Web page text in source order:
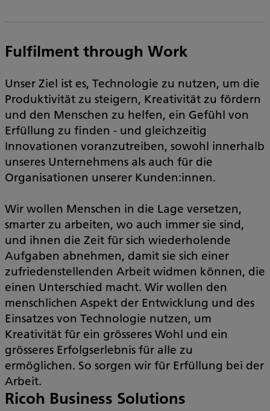
Fulfilment through Work
Unser Ziel ist es, Technologie zu nutzen, um die
Produktivität zu steigern, Kreativität zu fördern
und den Menschen zu helfen, ein Gefühl von
Erfüllung zu finden - und gleichzeitig
Innovationen voranzutreiben, sowohl innerhalb
unseres Unternehmens als auch für die
Organisationen unserer Kunden:innen.
Wir wollen Menschen in die Lage versetzen,
smarter zu arbeiten, wo auch immer sie sind,
und ihnen die Zeit für sich wiederholende
Aufgaben abnehmen, damit sie sich einer
zufriedenstellenden Arbeit widmen können, die
einen Unterschied macht. Wir wollen den
menschlichen Aspekt der Entwicklung und des
Einsatzes von Technologie nutzen, um
Kreativität für ein grösseres Wohl und ein
grösseres Erfolgserlebnis für alle zu
ermöglichen. So sorgen wir für Erfüllung bei der
Arbeit.
Ricoh Business Solutions